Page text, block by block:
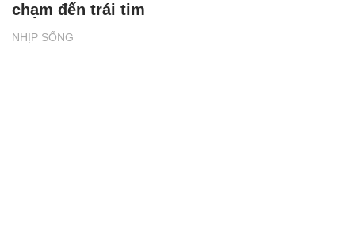
NHỊP SỐNG
chạm đến trái tim